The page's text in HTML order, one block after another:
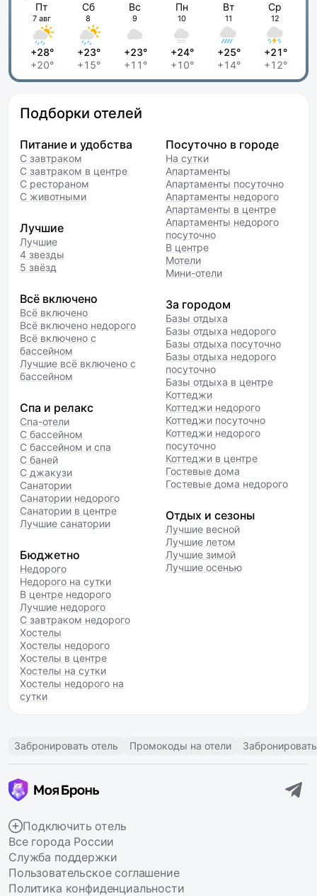
Пт
7 авг
+28°
+20°
Сб
8
+23°
+15°
Вс
9
+23°
+11°
Пн
10
+24°
+10°
Вт
11
+25°
+14°
Ср
12
+21°
+12°
Подборки отелей
Питание и удобства
С завтраком
С завтраком в центре
С рестораном
С животными
Лучшие
Лучшие
4 звезды
5 звёзд
Всё включено
Всё включено
Всё включено недорого
Всё включено с
бассейном
Лучшие всё включено с
бассейном
Спа и релакс
Спа-отели
С бассейном
С бассейном и спа
С баней
С джакузи
Санатории
Санатории недорого
Санатории в центре
Лучшие санатории
Бюджетно
Недорого
Недорого на сутки
В центре недорого
Лучшие недорого
С завтраком недорого
Хостелы
Хостелы недорого
Хостелы в центре
Хостелы на сутки
Хостелы недорого на
сутки
Посуточно в городе
На сутки
Апартаменты
Апартаменты посуточно
Апартаменты недорого
Апартаменты в центре
Апартаменты недорого
посуточно
В центре
Мотели
Мини-отели
За городом
Базы отдыха
Базы отдыха недорого
Базы отдыха посуточно
Базы отдыха недорого
посуточно
Базы отдыха в центре
Коттеджи
Коттеджи недорого
Коттеджи посуточно
Коттеджи недорого
посуточно
Коттеджи в центре
Гостевые дома
Гостевые дома недорого
Отдых и сезоны
Лучшие весной
Лучшие летом
Лучшие зимой
Лучшие осенью
Забронировать отель Промокоды на отели
Подключить отель
Все города России
Служба поддержки
Пользовательское соглашение
Политика конфиденциальности